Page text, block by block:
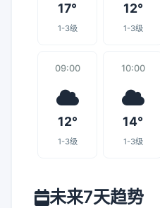
17°
1-3级
12°
1-3级
09:00
12°
1-3级
10:00
14°
1-3级
未来7天趋势